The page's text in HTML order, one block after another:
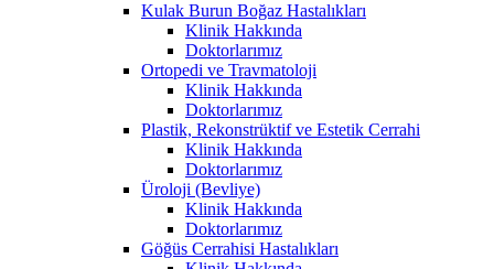
Kulak Burun Boğaz Hastalıkları
Klinik Hakkında
Doktorlarımız
Ortopedi ve Travmatoloji
Klinik Hakkında
Doktorlarımız
Plastik, Rekonstrüktif ve Estetik Cerrahi
Klinik Hakkında
Doktorlarımız
Üroloji (Bevliye)
Klinik Hakkında
Doktorlarımız
Göğüs Cerrahisi Hastalıkları